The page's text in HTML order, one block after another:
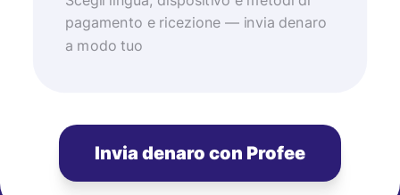
pagamento e ricezione — invia denaro
a modo tuo
Invia denaro con Profee